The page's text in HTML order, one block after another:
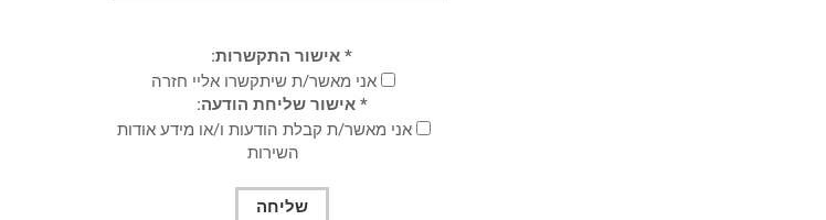
* אישור התקשרות:
אני מאשר/ת שיתקשרו אליי חזרה
* אישור שליחת הודעה:
אני מאשר/ת קבלת הודעות ו/או מידע אודות
השירות